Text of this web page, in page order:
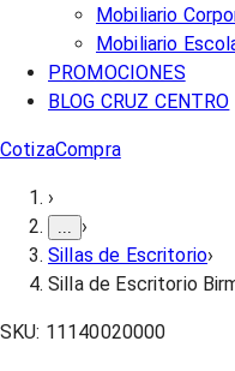
Mobiliario
Mobiliario
PROMOCIONES
BLOG CRUZ CENTRO
CotizaCompra
›
›
Sillas de Escritorio›
Silla de Escritorio
SKU: 11140020000